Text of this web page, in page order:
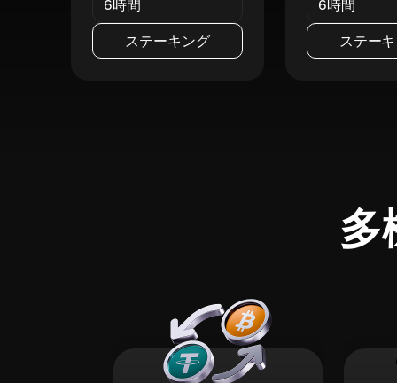
6時間
ステーキング
6時間
ステー
多